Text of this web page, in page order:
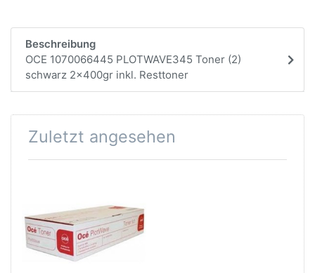
Beschreibung
OCE 1070066445 PLOTWAVE345 Toner (2)
schwarz 2x400gr inkl. Resttoner
Zuletzt angesehen